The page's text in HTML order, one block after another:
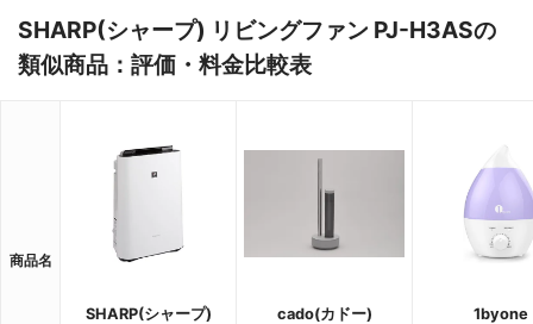
SHARP(シャープ) リビングファン PJ-H3ASの
類似商品：評価・料金比較表
商品名
SHARP(シャープ)
cado(カドー)
1byone